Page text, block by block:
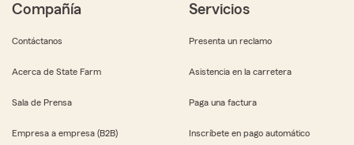
Compañía
Contáctanos
Acerca de State Farm
Sala de Prensa
Empresa a empresa (B2B)
Servicios
Presenta un reclamo
Asistencia en la carretera
Paga una factura
Inscríbete en pago automático